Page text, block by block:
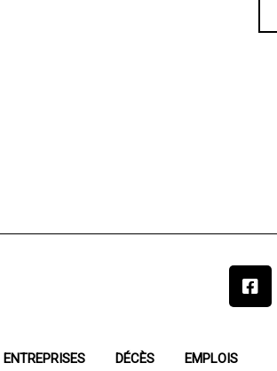
ENTREPRISES DÉCÈS EMPLOIS